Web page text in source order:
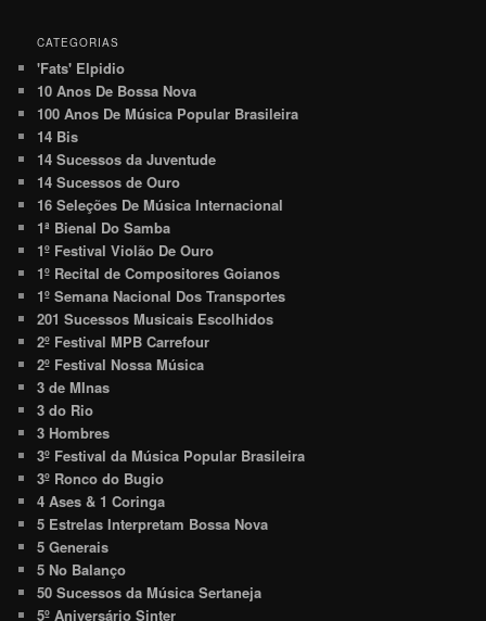
CATEGORIAS
'Fats' Elpidio
10 Anos De Bossa Nova
100 Anos De Música Popular Brasileira
14 Bis
14 Sucessos da Juventude
14 Sucessos de Ouro
16 Seleções De Música Internacional
1ª Bienal Do Samba
1º Festival Violão De Ouro
1º Recital de Compositores Goianos
1º Semana Nacional Dos Transportes
201 Sucessos Musicais Escolhidos
2º Festival MPB Carrefour
2º Festival Nossa Música
3 de MInas
3 do Rio
3 Hombres
3º Festival da Música Popular Brasileira
3º Ronco do Bugio
4 Ases & 1 Coringa
5 Estrelas Interpretam Bossa Nova
5 Generais
5 No Balanço
50 Sucessos da Música Sertaneja
5º Aniversário Sinter